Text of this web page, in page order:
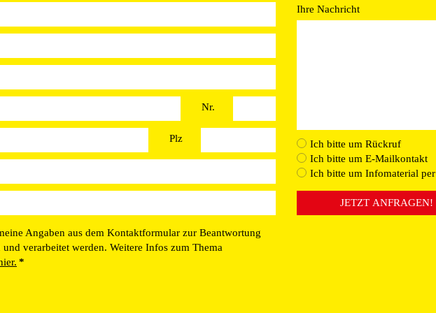
Nr.
Plz
Angaben aus dem Kontaktformular zur Beantwortung
verarbeitet werden. Weitere Infos zum Thema
*
Ihre Nachricht
Ich bitte um Rückruf
Ich bitte um E-Mailkontakt
Ich bitte um Infomaterial per
JETZT ANFRAGEN!